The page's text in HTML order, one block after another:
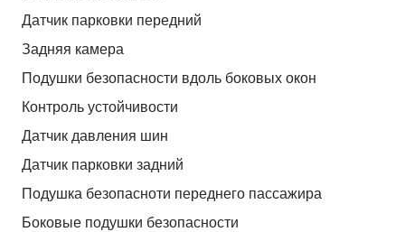
Датчик парковки передний
Задняя камера
Подушки безопасности вдоль боковых окон
Контроль устойчивости
Датчик давления шин
Датчик парковки задний
Подушка безопасноти переднего пассажира
Боковые подушки безопасности